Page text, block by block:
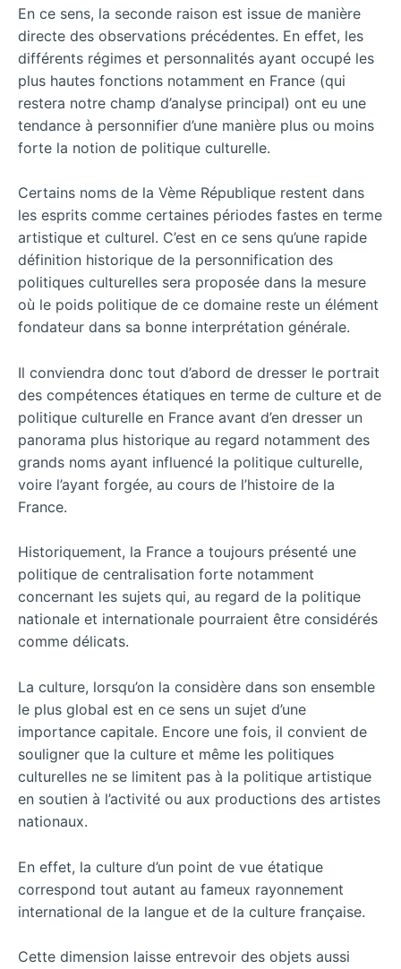
En ce sens, la seconde raison est issue de manière
directe des observations précédentes. En effet, les
différents régimes et personnalités ayant occupé les
plus hautes fonctions notamment en France (qui
restera notre champ d’analyse principal) ont eu une
tendance à personnifier d’une manière plus ou moins
forte la notion de politique culturelle.
Certains noms de la Vème République restent dans
les esprits comme certaines périodes fastes en terme
artistique et culturel. C’est en ce sens qu’une rapide
définition historique de la personnification des
politiques culturelles sera proposée dans la mesure
où le poids politique de ce domaine reste un élément
fondateur dans sa bonne interprétation générale.
Il conviendra donc tout d’abord de dresser le portrait
des compétences étatiques en terme de culture et de
politique culturelle en France avant d’en dresser un
panorama plus historique au regard notamment des
grands noms ayant influencé la politique culturelle,
voire l’ayant forgée, au cours de l’histoire de la
France.
Historiquement, la France a toujours présenté une
politique de centralisation forte notamment
concernant les sujets qui, au regard de la politique
nationale et internationale pourraient être considérés
comme délicats.
La culture, lorsqu’on la considère dans son ensemble
le plus global est en ce sens un sujet d’une
importance capitale. Encore une fois, il convient de
souligner que la culture et même les politiques
culturelles ne se limitent pas à la politique artistique
en soutien à l’activité ou aux productions des artistes
nationaux.
En effet, la culture d’un point de vue étatique
correspond tout autant au fameux rayonnement
international de la langue et de la culture française.
Cette dimension laisse entrevoir des objets aussi